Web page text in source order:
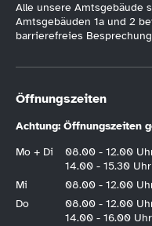
Alle unsere Amtsgebäude
Amtsgebäuden 1a und 2
barrierefreies
Öffnungszeiten
Achtung: Öffnungszeiten
Mo + Di
08.00 - 12.00
14.00 - 15.30 Uhr
Mi
08.00 - 12.00
Do
08.00 - 12.00
14.00 - 16.00 Uhr